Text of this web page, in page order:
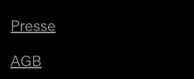
Presse
AGB